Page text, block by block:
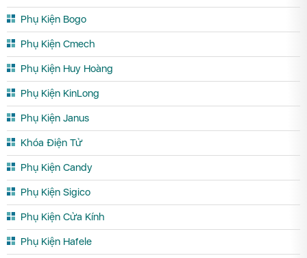
Phụ Kiện Bogo
Phụ Kiện Cmech
Phụ Kiện Huy Hoàng
Phụ Kiện KinLong
Phụ Kiện Janus
Khóa Điện Tử
Phụ Kiện Candy
Phụ Kiện Sigico
Phụ Kiện Cửa Kính
Phụ Kiện Hafele